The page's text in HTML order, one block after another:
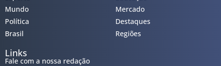
Mundo
Política
Brasil
Mercado
Destaques
Regiões
Links
Fale com a nossa redação